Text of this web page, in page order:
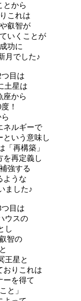
とから
これは
叡智が
いくことが
功に
月でした♪
目は
土星は
座から
！
ネルギーで
という意味し
「再構築」
を再定義し
強する
ような
ました♪
目は
ウスの
し
智の
王星と
おりこれは
ーを得て
と」